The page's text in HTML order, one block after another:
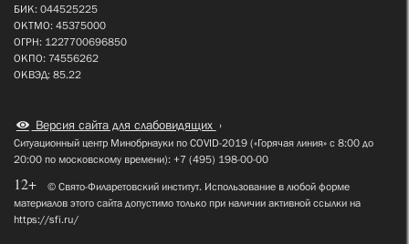
БИК: 044525225
ОКТМО: 45375000
ОГРН: 1227700696850
ОКПО: 74556262
ОКВЭД: 85.22
Версия сайта для слабовидящих
Ситуационный центр Минобрнауки по COVID-2019 («Горячая линия» с 8:00 до
20:00 по московскому времени): +7 (495) 198-00-00
12+
© Свято-Филаретовский институт. Использование в любой форме
материалов этого сайта допустимо только при наличии активной ссылки на
https://sfi.ru/